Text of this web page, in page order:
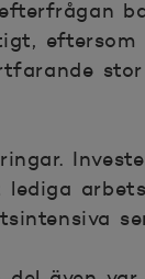
eftersom